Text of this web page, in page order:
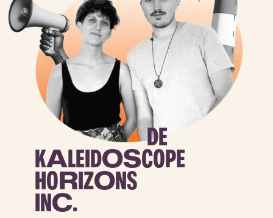
DE
KALEIDOSCOPE
HORIZONS
INC.